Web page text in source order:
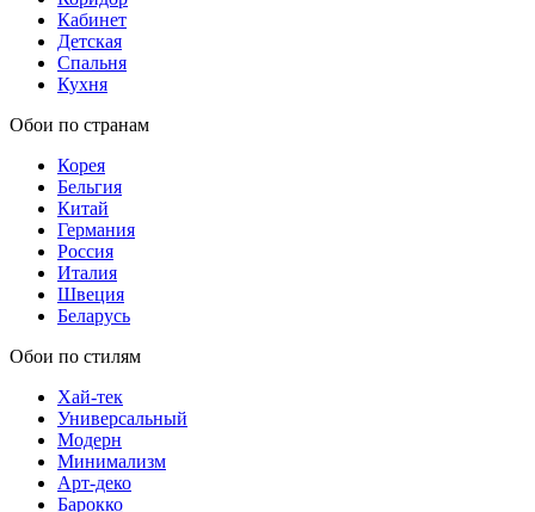
Кабинет
Детская
Спальня
Кухня
Обои по странам
Корея
Бельгия
Китай
Германия
Россия
Италия
Швеция
Беларусь
Обои по стилям
Хай-тек
Универсальный
Модерн
Минимализм
Арт-деко
Барокко